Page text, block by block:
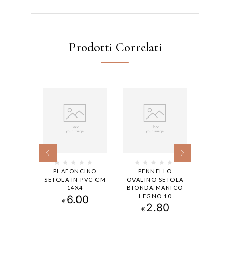
Prodotti Correlati
PLAFONCINO
SETOLA IN PVC CM
14X4
€ 6.00
PENNELLO
OVALINO SETOLA
BIONDA MANICO
LEGNO 10
€ 2.80